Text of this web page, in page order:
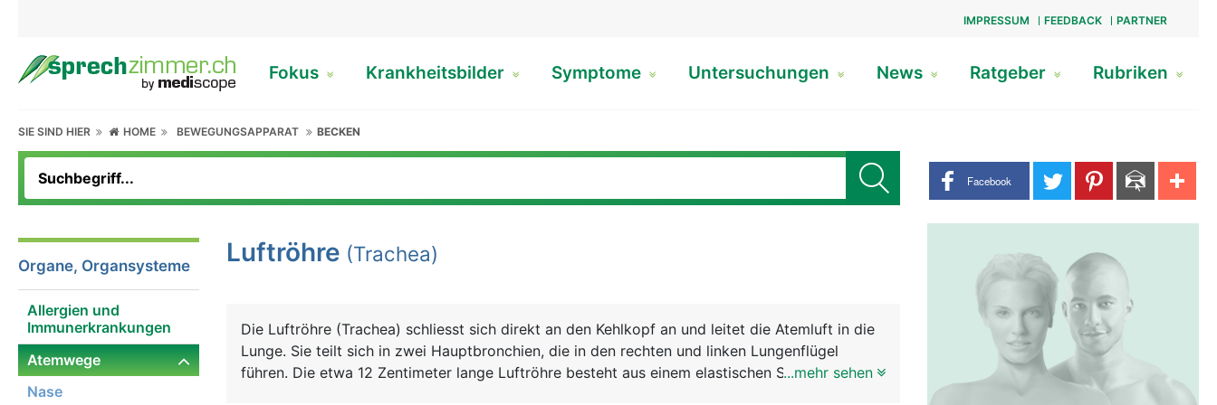
IMPRESSUM FEEDBACK PARTNER
Fokus Krankheitsbilder Symptome Untersuchungen News Ratgeber Rubriken
SIE SIND HIER HOME BEWEGUNGSAPPARAT BECKEN
Share buttons
Facebook
Organe, Organsysteme
Allergien und
Immunerkrankungen
Atemwege
Nase
Luftröhre (Trachea)
Die Luftröhre (Trachea) schliesst sich direkt an den Kehlkopf an und leitet die Atemluft in die
Lunge. Sie teilt sich in zwei Hauptbronchien, die in den rechten und linken Lungenflügel
führen. Die etwa 12 Zentimeter lange Luftröhre besteht aus einem elastischen Schlauch, für
...mehr sehen